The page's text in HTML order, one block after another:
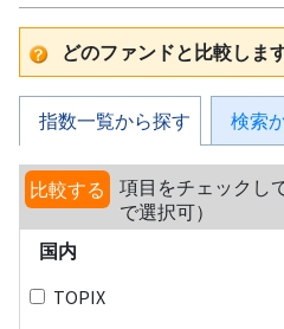
どのファンドと比較しま
指数一覧から探す 検索
比較する
項目をチェックし
で選択可）
国内
TOPIX